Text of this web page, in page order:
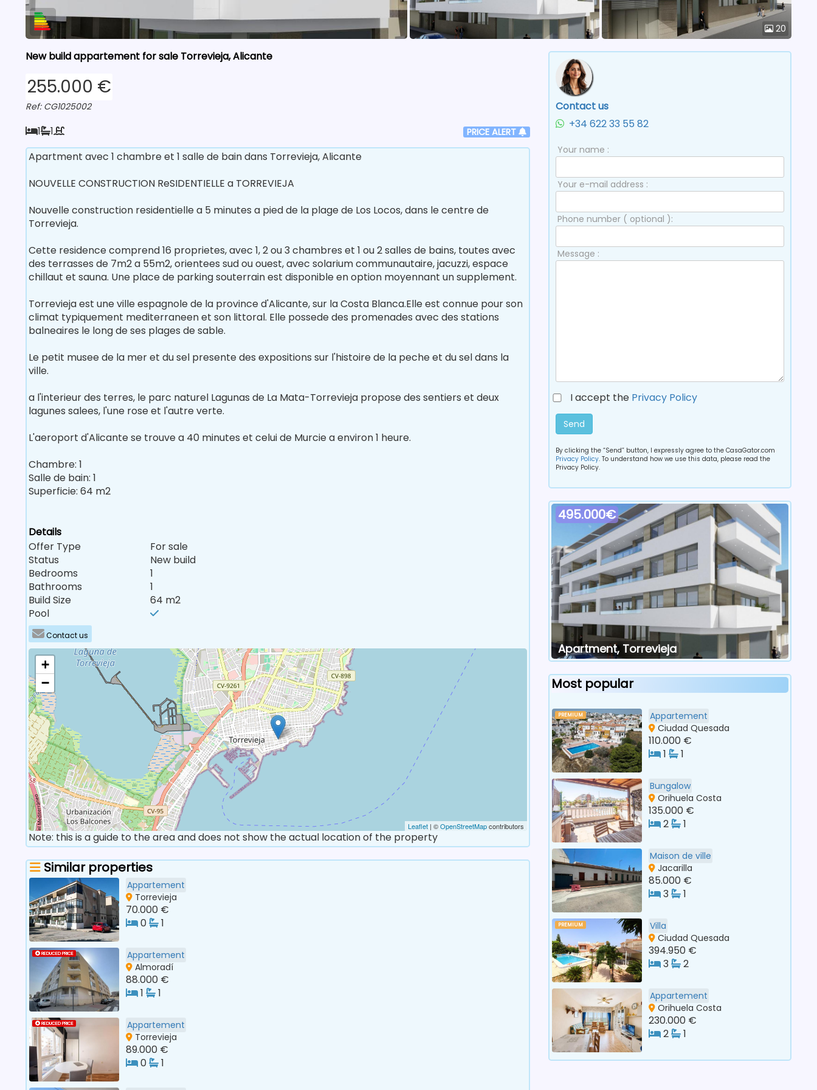
20
New build appartement for sale Torrevieja, Alicante
255.000 €
Ref: CG1025002
1 1 PRICE ALERT
Apartment avec 1 chambre et 1 salle de bain dans Torrevieja, Alicante
NOUVELLE CONSTRUCTION ReSIDENTIELLE a TORREVIEJA
Nouvelle construction residentielle a 5 minutes a pied de la plage de Los Locos, dans le centre de
Torrevieja.
Cette residence comprend 16 proprietes, avec 1, 2 ou 3 chambres et 1 ou 2 salles de bains, toutes avec
des terrasses de 7m2 a 55m2, orientees sud ou ouest, avec solarium communautaire, jacuzzi, espace
chillaut et sauna. Une place de parking souterrain est disponible en option moyennant un supplement.
Torrevieja est une ville espagnole de la province d'Alicante, sur la Costa Blanca.Elle est connue pour son
climat typiquement mediterraneen et son littoral. Elle possede des promenades avec des stations
balneaires le long de ses plages de sable.
Le petit musee de la mer et du sel presente des expositions sur l'histoire de la peche et du sel dans la
ville.
a l'interieur des terres, le parc naturel Lagunas de La Mata-Torrevieja propose des sentiers et deux
lagunes salees, l'une rose et l'autre verte.
L'aeroport d'Alicante se trouve a 40 minutes et celui de Murcie a environ 1 heure.
Chambre: 1
Salle de bain: 1
Superficie: 64 m2
Details
Offer Type
For sale
Status
New build
Bedrooms
1
Bathrooms
1
Build Size
64 m2
Pool
Contact us
+
−
Leaflet | ©OpenStreetMapcontributors
Note: this is a guide to the area and does not show the actual location of the property
Similar properties
Appartement
Torrevieja
70.000 €
0
1
REDUCED PRICE
Appartement
Almoradí
88.000 €
1
1
REDUCED PRICE
Appartement
Torrevieja
89.000 €
0
1
Contact us
+34 622 33 55 82
Your name :
Your e-mail address :
Phone number ( optional ):
Message :
I accept the Privacy Policy
Send
By clicking the “Send” button, I expressly agree to the CasaGator.com
Privacy Policy. To understand how we use this data, please read the
Privacy Policy.
495.000€
Apartment, Torrevieja
Most popular
PREMIUM
Appartement
Ciudad Quesada
110.000 €
1
1
Bungalow
Orihuela Costa
135.000 €
2
1
Maison de ville
Jacarilla
85.000 €
3
1
PREMIUM
Villa
Ciudad Quesada
394.950 €
3
2
Appartement
Orihuela Costa
230.000 €
2
1